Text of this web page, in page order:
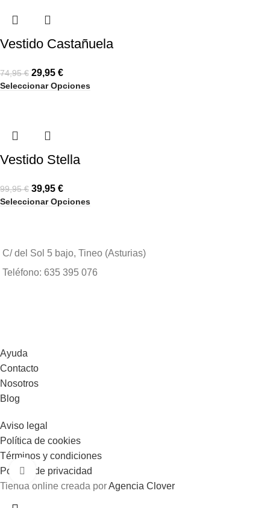
Click to enlarge
Vestido Castañuela
74,95€ 29,95 €
Seleccionar Opciones
Vestido Stella
99,95€ 39,95 €
Seleccionar Opciones
C/ del Sol 5 bajo, Tineo (Asturias)
Teléfono: 635 395 076
Ayuda
Contacto
Nosotros
Blog
Aviso legal
Política de cookies
Términos y condiciones
Política de privacidad
Tienda online creada porAgencia Clover